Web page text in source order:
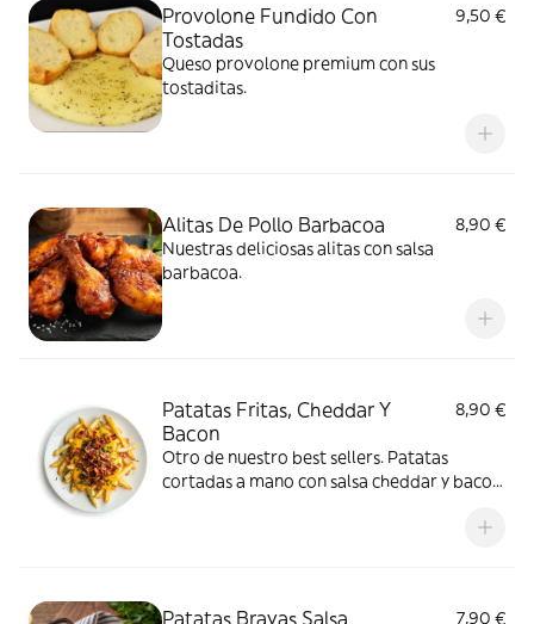
Provolone Fundido Con
Tostadas
9,50 €
Queso provolone premium con sus
tostaditas.
Alitas De Pollo Barbacoa
8,90 €
Nuestras deliciosas alitas con salsa
barbacoa.
Patatas Fritas, Cheddar Y
Bacon
8,90 €
Otro de nuestro best sellers. Patatas
cortadas a mano con salsa cheddar y bacon
Patatas Bravas Salsa 7,90 €